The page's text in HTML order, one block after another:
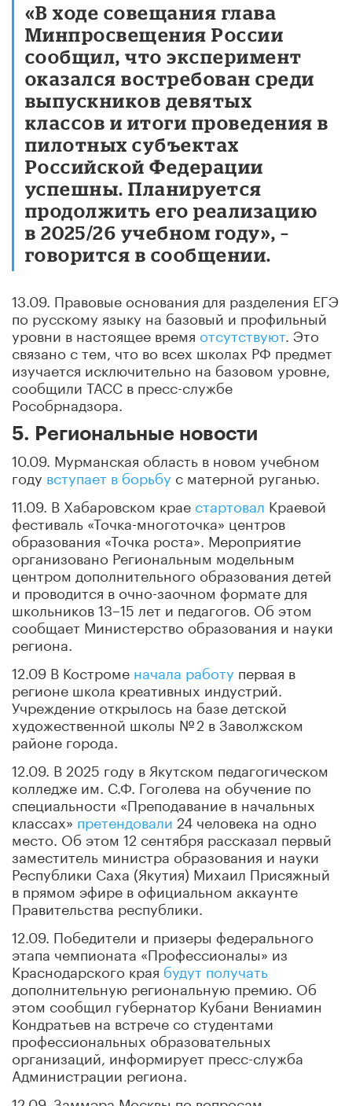
«В ходе совещания глава
Минпросвещения России
сообщил, что эксперимент
оказался востребован среди
выпускников девятых
классов и итоги проведения в
пилотных субъектах
Российской Федерации
успешны. Планируется
продолжить его реализацию
в 2025/26 учебном году», –
говорится в сообщении.
13.09. Правовые основания для разделения ЕГЭ
по русскому языку на базовый и профильный
уровни в настоящее время отсутствуют. Это
связано с тем, что во всех школах РФ предмет
изучается исключительно на базовом уровне,
сообщили ТАСС в пресс-службе
Рособрнадзора.
5. Региональные новости
10.09. Мурманская область в новом учебном
году вступает в борьбу с матерной руганью.
11.09. В Хабаровском крае стартовал Краевой
фестиваль «Точка-многоточка» центров
образования «Точка роста». Мероприятие
организовано Региональным модельным
центром дополнительного образования детей
и проводится в очно-заочном формате для
школьников 13–15 лет и педагогов. Об этом
сообщает Министерство образования и науки
региона.
12.09 В Костроме начала работу первая в
регионе школа креативных индустрий.
Учреждение открылось на базе детской
художественной школы № 2 в Заволжском
районе города.
12.09. В 2025 году в Якутском педагогическом
колледже им. С.Ф. Гоголева на обучение по
специальности «Преподавание в начальных
классах» претендовали 24 человека на одно
место. Об этом 12 сентября рассказал первый
заместитель министра образования и науки
Республики Саха (Якутия) Михаил Присяжный
в прямом эфире в официальном аккаунте
Правительства республики.
12.09. Победители и призеры федерального
этапа чемпионата «Профессионалы» из
Краснодарского краябудут получать
дополнительную региональную премию. Об
этом сообщил губернатор Кубани Вениамин
Кондратьев на встрече со студентами
профессиональных образовательных
организаций, информирует пресс-служба
Администрации региона.